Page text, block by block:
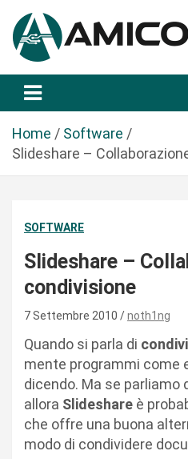
a
Amicopc.com
Home
Software
Slideshare –
SOFTWARE
Slideshare –
condivisione
7 Settembre 2010 noth1ng
Quando si parla di
mente programmi come
dicendo. Ma se parliamo
allora Slideshare è
che offre una buona
modo di condividere